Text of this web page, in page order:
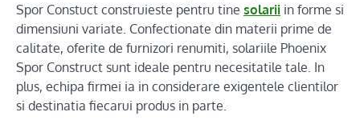
Spor Constuct construieste pentru tine solarii in forme si
dimensiuni variate. Confectionate din materii prime de
calitate, oferite de furnizori renumiti, solariile Phoenix
Spor Construct sunt ideale pentru necesitatile tale. In
plus, echipa firmei ia in considerare exigentele clientilor
si destinatia fiecarui produs in parte.